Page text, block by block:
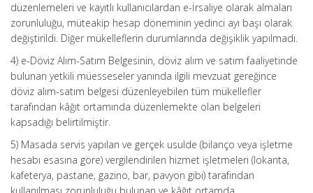
düzenlemeleri ve kayıtlı kullanıcılardan e-İrsaliye olarak almaları
zorunluluğu, müteakip hesap döneminin yedinci ayı başı olarak
değiştirildi. Diğer mükelleflerin durumlarında değişiklik yapılmadı.
4) e-Döviz Alım-Satım Belgesinin, döviz alım ve satım faaliyetinde
bulunan yetkili müesseseler yanında ilgili mevzuat gereğince
döviz alım-satım belgesi düzenleyebilen tüm mükellefler
tarafından kâğıt ortamında düzenlemekte olan belgeleri
kapsadığı belirtilmiştir.
5) Masada servis yapılan ve gerçek usulde (bilanço veya işletme
hesabı esasına göre) vergilendirilen hizmet işletmeleri (lokanta,
kafeterya, pastane, gazino, bar, pavyon gibi) tarafından